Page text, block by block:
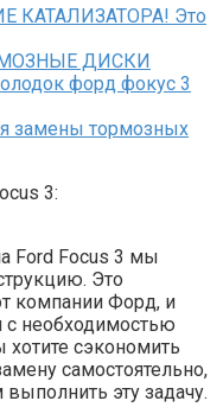
КАТАЛИЗАТОРА! Это
ДИСКИ
форд фокус 3
замены тормозных
3:
Ford Focus 3 мы
Это
компании Форд, и
с необходимостью
сэкономить
самостоятельно,
эту задачу.